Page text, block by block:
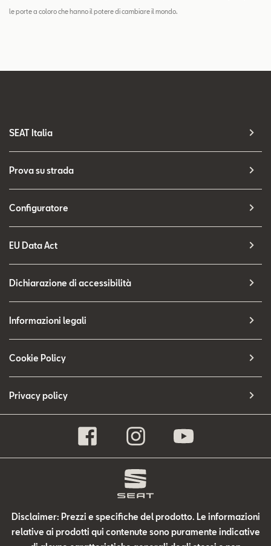
le porte a coloro che hanno il potere di cambiare il mondo.
SEAT Italia
Prova su strada
Configuratore
EU Data Act
Dichiarazione di accessibilità
Informazioni legali
Cookie Policy
Privacy policy
Disclaimer: Prezzi e specifiche del prodotto. Le informazioni
relative ai prodotti qui contenute sono puramente indicative